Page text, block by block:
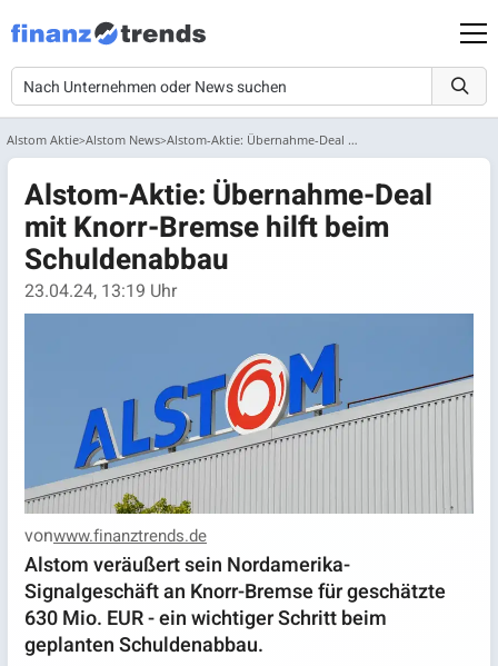
Alstom Aktie Alstom News Alstom-Aktie: Übernahme-Deal mit Knorr-Bremse hilft beim Schuldenabbau...
Alstom-Aktie: Übernahme-Deal
mit Knorr-Bremse hilft beim
Schuldenabbau
23.04.24, 13:19 Uhr
vonwww.finanztrends.de
Alstom veräußert sein Nordamerika-
Signalgeschäft an Knorr-Bremse für geschätzte
630 Mio. EUR - ein wichtiger Schritt beim
geplanten Schuldenabbau.